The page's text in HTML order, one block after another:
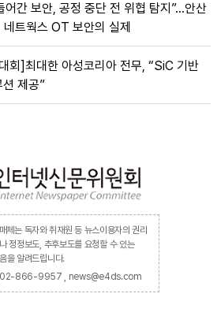
간 보안, 공정 중단 전 위협 탐지”…안산
트웍스 OT 보안의 실제
회]최대한 아성코리아 전무, “SiC 기반
제공”
체는 독자와 취재원 등 뉴스이용자의 권리
정정보도, 추후보도를 요청할 수 있는
을 알려드립니다.
02-866-9957 , news@e4ds.com